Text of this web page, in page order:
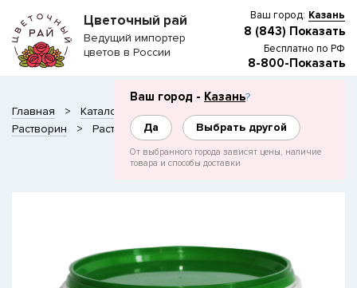
Ваш город: Казань
Ваш город - Казань?
Да Выбрать другой
От выбранного города зависят цены, наличие
товара и способы доставки
8 (843) Показать
Бесплатно по РФ
8-800-Показать
Цветочный рай
Ведущий импортер
цветов в России
Главная Каталог
Растворин
Растворин для газона